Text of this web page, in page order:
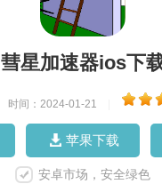
彗星加速器ios下
时间：2024-01-21
苹果下载
安卓市场，安全绿色